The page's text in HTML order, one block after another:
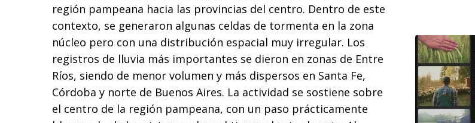
región pampeana hacia las provincias del centro. Dentro de este
contexto, se generaron algunas celdas de tormenta en la zona
núcleo pero con una distribución espacial muy irregular. Los
registros de lluvia más importantes se dieron en zonas de Entre
Ríos, siendo de menor volumen y más dispersos en Santa Fe,
Córdoba y norte de Buenos Aires. La actividad se sostiene sobre
el centro de la región pampeana, con un paso prácticamente